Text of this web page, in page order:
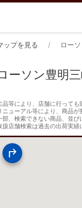
ップを見る ロー
ーソン豊明
品等により、店舗に行って
ニューアル等により、商品
部、検索できない商品、並び
扱店舗検索は過去の出荷実